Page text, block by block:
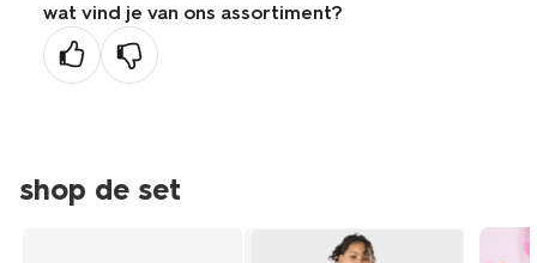
wat vind je van ons assortiment?
shop de set